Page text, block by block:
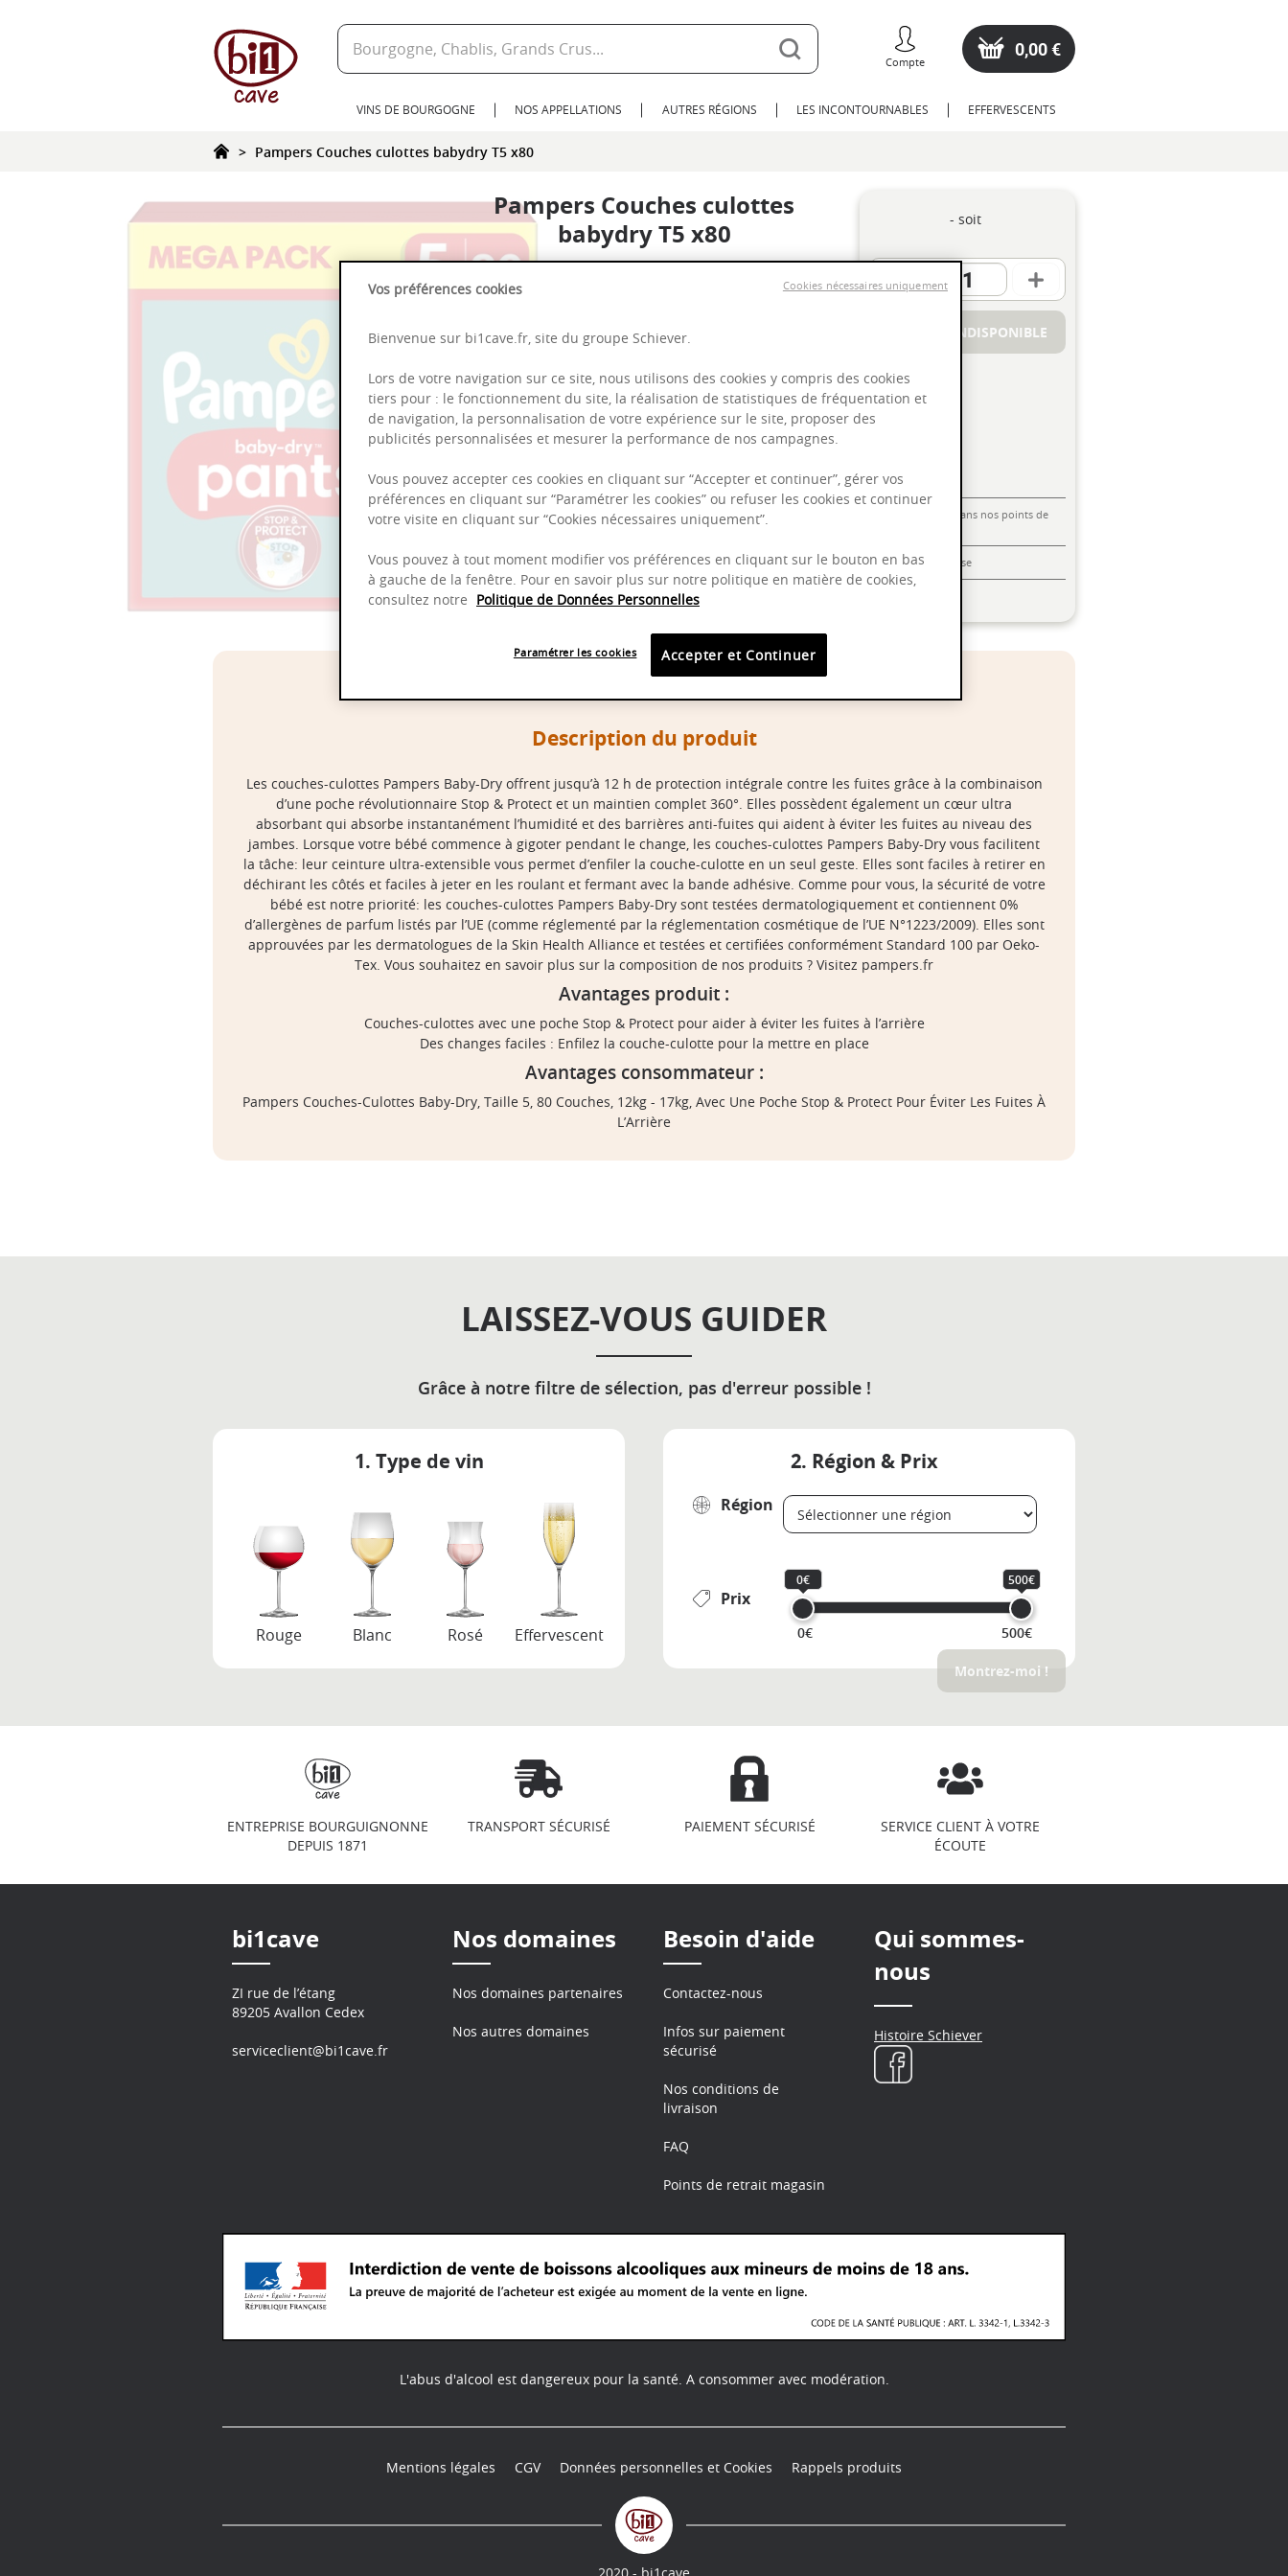
Compte
0,00 €
VINS DE BOURGOGNE NOS APPELLATIONS AUTRES RÉGIONS LES INCONTOURNABLES EFFERVESCENTS
Pampers Couches culottes babydry T5 x80
Pampers Couches culottes
babydry T5 x80
- soit
PRODUIT INDISPONIBLE
Livraison offerte dans nos points de
Emballage anti-casse
Description du produit
Les couches-culottes Pampers Baby-Dry offrent jusqu’à 12 h de protection intégrale contre les fuites grâce à la combinaison
d’une poche révolutionnaire Stop & Protect et un maintien complet 360°. Elles possèdent également un cœur ultra
absorbant qui absorbe instantanément l’humidité et des barrières anti-fuites qui aident à éviter les fuites au niveau des
jambes. Lorsque votre bébé commence à gigoter pendant le change, les couches-culottes Pampers Baby-Dry vous facilitent
la tâche: leur ceinture ultra-extensible vous permet d’enfiler la couche-culotte en un seul geste. Elles sont faciles à retirer en
déchirant les côtés et faciles à jeter en les roulant et fermant avec la bande adhésive. Comme pour vous, la sécurité de votre
bébé est notre priorité: les couches-culottes Pampers Baby-Dry sont testées dermatologiquement et contiennent 0%
d’allergènes de parfum listés par l’UE (comme réglementé par la réglementation cosmétique de l’UE N°1223/2009). Elles sont
approuvées par les dermatologues de la Skin Health Alliance et testées et certifiées conformément Standard 100 par Oeko-
Tex. Vous souhaitez en savoir plus sur la composition de nos produits ? Visitez pampers.fr
Avantages produit :
Couches-culottes avec une poche Stop & Protect pour aider à éviter les fuites à l’arrière
Des changes faciles : Enfilez la couche-culotte pour la mettre en place
Avantages consommateur :
Pampers Couches-Culottes Baby-Dry, Taille 5, 80 Couches, 12kg - 17kg, Avec Une Poche Stop & Protect Pour Éviter Les Fuites À
L’Arrière
LAISSEZ-VOUS GUIDER
Grâce à notre filtre de sélection, pas d'erreur possible !
1. Type de vin
Rouge Blanc Rosé Effervescent
2. Région & Prix
Région
Prix
0€ 500€
0€ 500€
Montrez-moi !
ENTREPRISE BOURGUIGNONNE
DEPUIS 1871
TRANSPORT SÉCURISÉ PAIEMENT SÉCURISÉ
SERVICE CLIENT À VOTRE
ÉCOUTE
bi1cave
ZI rue de l’étang
89205 Avallon Cedex
serviceclient@bi1cave.fr
Nos domaines
Nos domaines partenaires
Nos autres domaines
Besoin d'aide
Contactez-nous
Infos sur paiement
sécurisé
Nos conditions de
livraison
FAQ
Points de retrait magasin
Qui sommes-
nous
Histoire Schiever
L'abus d'alcool est dangereux pour la santé. A consommer avec modération.
Mentions légales CGV Données personnelles et Cookies Rappels produits
Vos préférences cookies
Bienvenue sur bi1cave.fr, site du groupe Schiever.
Lors de votre navigation sur ce site, nous utilisons des cookies y compris des cookies
tiers pour : le fonctionnement du site, la réalisation de statistiques de fréquentation et
de navigation, la personnalisation de votre expérience sur le site, proposer des
publicités personnalisées et mesurer la performance de nos campagnes.
Vous pouvez accepter ces cookies en cliquant sur “Accepter et continuer”, gérer vos
préférences en cliquant sur “Paramétrer les cookies” ou refuser les cookies et continuer
votre visite en cliquant sur “Cookies nécessaires uniquement”.
Vous pouvez à tout moment modifier vos préférences en cliquant sur le bouton en bas
à gauche de la fenêtre. Pour en savoir plus sur notre politique en matière de cookies,
consultez notre Politique de Données Personnelles
Accepter et Continuer
Paramétrer les cookies
Cookies nécessaires uniquement